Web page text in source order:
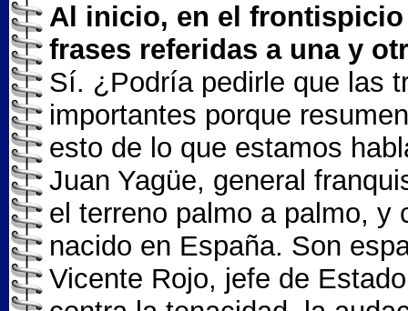
Al inicio, en el
frases referidas a una y
Sí. ¿Podría pedirle que las
importantes porque
esto de lo que estamos
Juan Yagüe, general
el terreno palmo a palmo, y
nacido en España. Son
Vicente Rojo, jefe de